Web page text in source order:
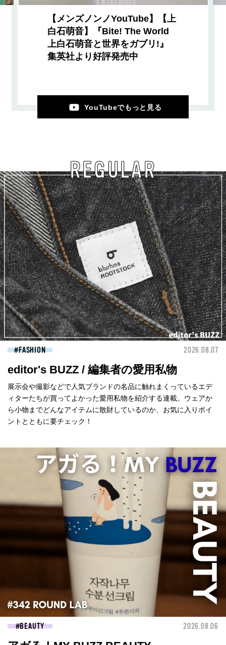
【メンズノンノYouTube】【上
白石萌音】『Bite! The World
上白石萌音と世界をガブリ!』
集英社より好評発売中
YouTubeでもっと見る
REGULAR
FASHION 2026.08.07
editor's BUZZ / 編集者の愛用私物
展示会や撮影などで人気ブランドの名品に触れまくっているエデ
ィターたちが買ってよかった愛用私物を紹介する連載。ウェアか
ら小物までどんなアイテムに散財しているのか、お気に入りポイ
ントとともに要チェック！
BEAUTY 2026.08.06